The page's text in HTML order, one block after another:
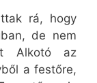
rá, hogy
de nem
Alkotó az
a festőre,